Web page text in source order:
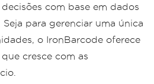
com base em dados
para gerenciar uma única
o IronBarcode oferece
cresce com as